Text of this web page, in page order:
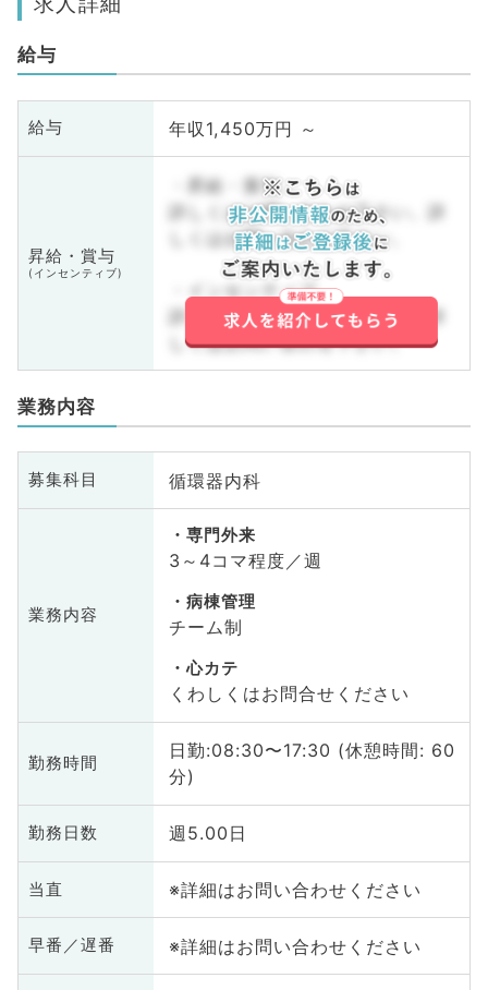
給与
給与 年収1,450万円 ～
昇給・賞与
(インセンティブ)
・昇給・賞与
詳しくはお問い合わせ下さい。詳
しくはお問い合わせ下さい。
・インセンティブ
詳しくはお問い合わせ下さい。詳
しくはお問い合わせ下さい。
業務内容
募集科目 循環器内科
業務内容
専門外来
3～4コマ程度／週
病棟管理
チーム制
心カテ
くわしくはお問合せください
勤務時間
日勤:08:30〜17:30 (休憩時間: 60
分)
勤務日数 週5.00日
当直 ※詳細はお問い合わせください
早番／遅番 ※詳細はお問い合わせください